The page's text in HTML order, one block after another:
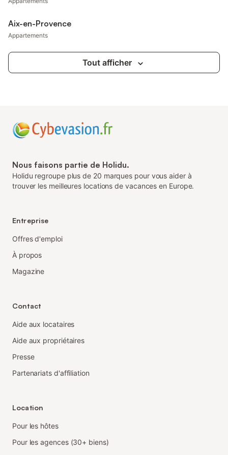
Aix-en-Provence
Appartements
Tout afficher
Nous faisons partie de Holidu.
Holidu regroupe plus de 20 marques pour vous aider à
trouver les meilleures locations de vacances en Europe.
Entreprise
Offres d'emploi
À propos
Magazine
Contact
Aide aux locataires
Aide aux propriétaires
Presse
Partenariats d'affiliation
Location
Pour les hôtes
Pour les agences (30+ biens)